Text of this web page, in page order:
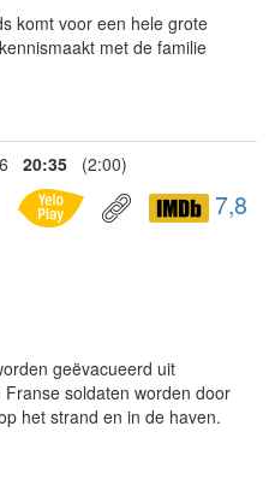
komt voor een hele grote
met de familie
20:35 (2:00)
7,8
geëvacueerd uit
soldaten worden door
het strand en in de haven.